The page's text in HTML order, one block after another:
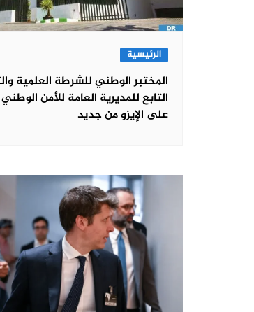
الرئيسية
المختبر الوطني للشرطة العلمية
التابع للمديرية العامة للأمن
على الإيزو من جديد